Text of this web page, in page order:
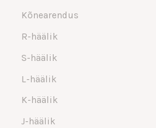
Kõnearendus
R-häälik
S-häälik
L-häälik
K-häälik
J-häälik